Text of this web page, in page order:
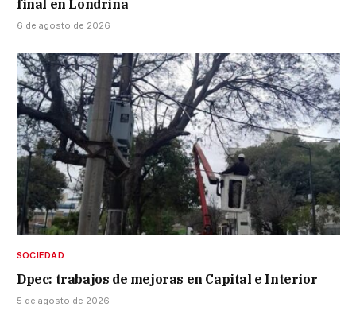
final en Londrina
6 de agosto de 2026
SOCIEDAD
Dpec: trabajos de mejoras en Capital e Interior
5 de agosto de 2026